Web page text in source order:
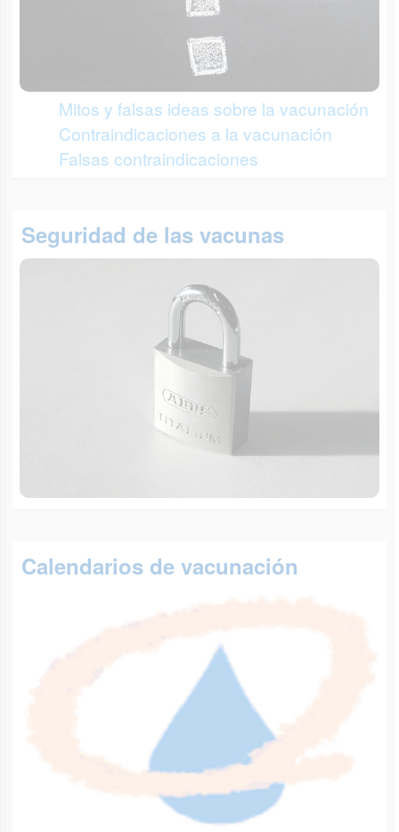
Mitos y falsas ideas sobre la vacunación
Contraindicaciones a la vacunación
Falsas contraindicaciones
Seguridad de las vacunas
Calendarios de vacunación